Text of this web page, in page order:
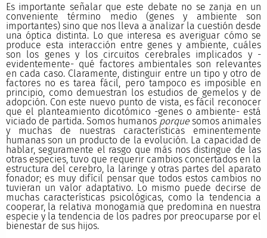
Es importante señalar que este debate no se zanja en un
conveniente término medio (genes y ambiente son
importantes) sino que nos lleva a analizar la cuestión desde
una óptica distinta. Lo que interesa es averiguar cómo se
produce esta interacción entre genes y ambiente, cuáles
son los genes y los circuitos cerebrales implicados y -
evidentemente- qué factores ambientales son relevantes
en cada caso. Claramente, distinguir entre un tipo y otro de
factores no es tarea fácil, pero tampoco es imposible en
principio, como demuestran los estudios de gemelos y de
adopción. Con este nuevo punto de vista, es fácil reconocer
que el planteamiento dicotómico -genes o ambiente- está
viciado de partida. Somos humanos porque somos animales
y muchas de nuestras características eminentemente
humanas son un producto de la evolución. La capacidad de
hablar, seguramente el rasgo que más nos distingue de las
otras especies, tuvo que requerir cambios concertados en la
estructura del cerebro, la laringe y otras partes del aparato
fonador; es muy difícil pensar que todos estos cambios no
tuvieran un valor adaptativo. Lo mismo puede decirse de
muchas características psicológicas, como la tendencia a
cooperar, la relativa monogamia que predomina en nuestra
especie y la tendencia de los padres por preocuparse por el
bienestar de sus hijos.